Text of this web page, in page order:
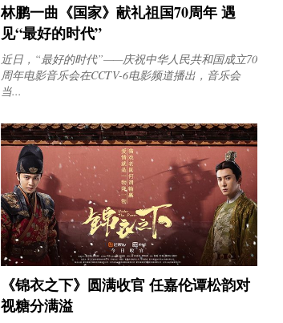
林鹏一曲《国家》献礼祖国70周年 遇
见“最好的时代”
近日，“最好的时代”——庆祝中华人民共和国成立70
周年电影音乐会在CCTV-6电影频道播出，音乐会
当...
《锦衣之下》圆满收官 任嘉伦谭松韵对
视糖分满溢